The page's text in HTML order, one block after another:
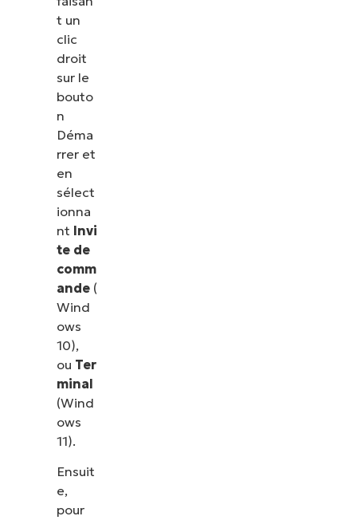
t un
clic
droit
sur le
bouto
n
Déma
rrer et
en
sélect
ionna
nt Invi
te de
comm
ande (
Wind
ows
10),
ou Ter
minal
(Wind
ows
11).
Ensuit
e,
pour